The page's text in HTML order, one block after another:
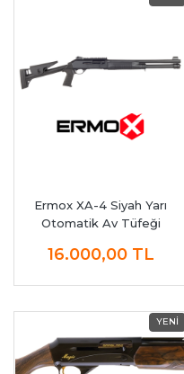
Ermox XA-4 Siyah Yarı
Otomatik Av Tüfeği
16.000,00 TL